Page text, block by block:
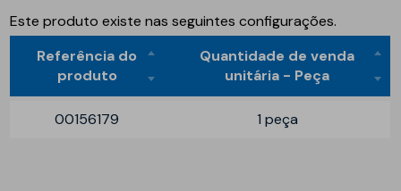
Este produto existe nas seguintes configurações.
Referência do
produto
Quantidade de venda
unitária - Peça
00156179 1 peça